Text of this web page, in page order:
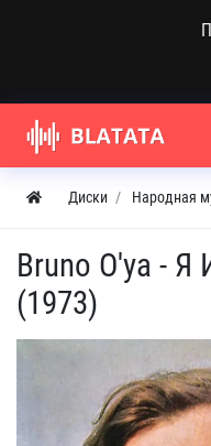
Диски Народная
Bruno O'ya - Я
(1973)